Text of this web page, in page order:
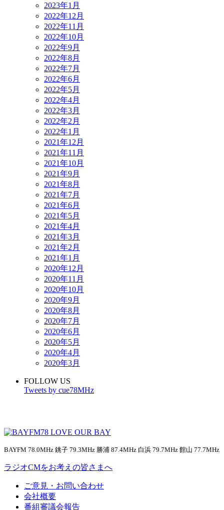
2023年1月
2022年12月
2022年11月
2022年10月
2022年9月
2022年8月
2022年7月
2022年6月
2022年5月
2022年4月
2022年3月
2022年2月
2022年1月
2021年12月
2021年11月
2021年10月
2021年9月
2021年8月
2021年7月
2021年6月
2021年5月
2021年4月
2021年3月
2021年2月
2021年1月
2020年12月
2020年11月
2020年10月
2020年9月
2020年8月
2020年7月
2020年6月
2020年5月
2020年4月
2020年3月
FOLLOW US
Tweets by cue78MHz
BAYFM 78.0MHz 銚子 79.3MHz 勝浦 87.4MHz 白浜 79.7MHz 館山 77.7MHz
ラジオCMをお考えの皆さまへ
ご意見・お問い合わせ
会社概要
番組審議会報告